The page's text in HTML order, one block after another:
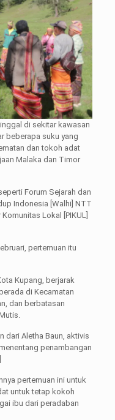
di sekitar kawasan
beberapa suku yang
dan tokoh adat
Malaka dan Timor
Forum Sejarah dan
Indonesia [Walhi] NTT
Lokal [PIKUL]
pertemuan itu
Kupang, berjarak
di Kecamatan
dan berbatasan
dari Aletha Baun, aktivis
penambangan
pertemuan ini untuk
untuk tetap kokoh
ibu dari peradaban